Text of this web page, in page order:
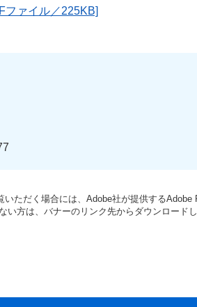
ファイル／225KB]
ただく場合には、Adobe社が提供するAdobe
い方は、バナーのリンク先からダウンロード